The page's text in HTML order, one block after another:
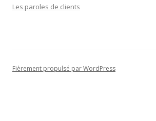
Les paroles de clients
Fièrement propulsé par WordPress